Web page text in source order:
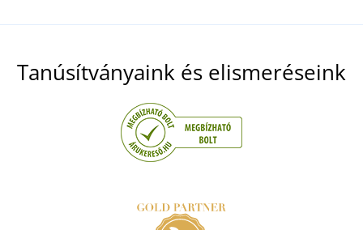
Tanúsítványaink és elismeréseink